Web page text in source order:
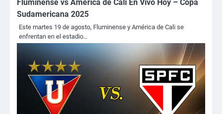
Fluminense vs América de Cali En Vivo Hoy – Copa
Sudamericana 2025
Este martes 19 de agosto, Fluminense y América de Cali se
enfrentan en el estadio…